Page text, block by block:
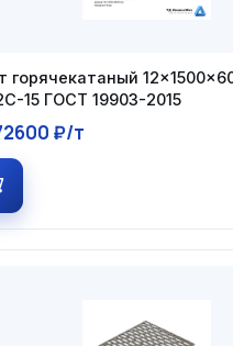
горячекатаный
15 ГОСТ 19903-2015
₽/т